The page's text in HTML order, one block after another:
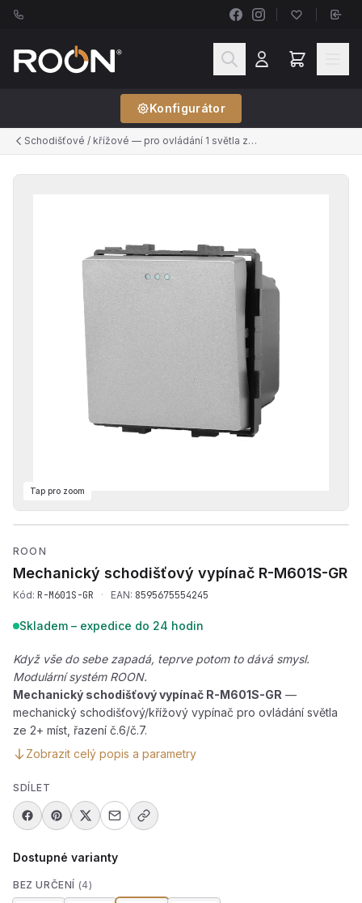
Konfigurátor
Schodišťové / křížové — pro ovládání 1 světla ze 2+ míst (řazení č.6, č.7)
Tap pro zoom
ROON
Mechanický schodišťový vypínač R-M601S-GR
Kód: R-M601S-GR · EAN: 8595675554245
Skladem – expedice do 24 hodin
Když vše do sebe zapadá, teprve potom to dává smysl.
Modulární systém ROON.
Mechanický schodišťový vypínač R-M601S-GR —
mechanický schodišťový/křížový vypínač pro ovládání světla
ze 2+ míst, řazení č.6/č.7.
Zobrazit celý popis a parametry
SDÍLET
Dostupné varianty
BEZ URČENÍ (4)